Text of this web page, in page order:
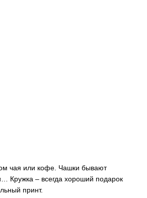
чая или кофе. Чашки бывают
Кружка – всегда хороший подарок
принт.